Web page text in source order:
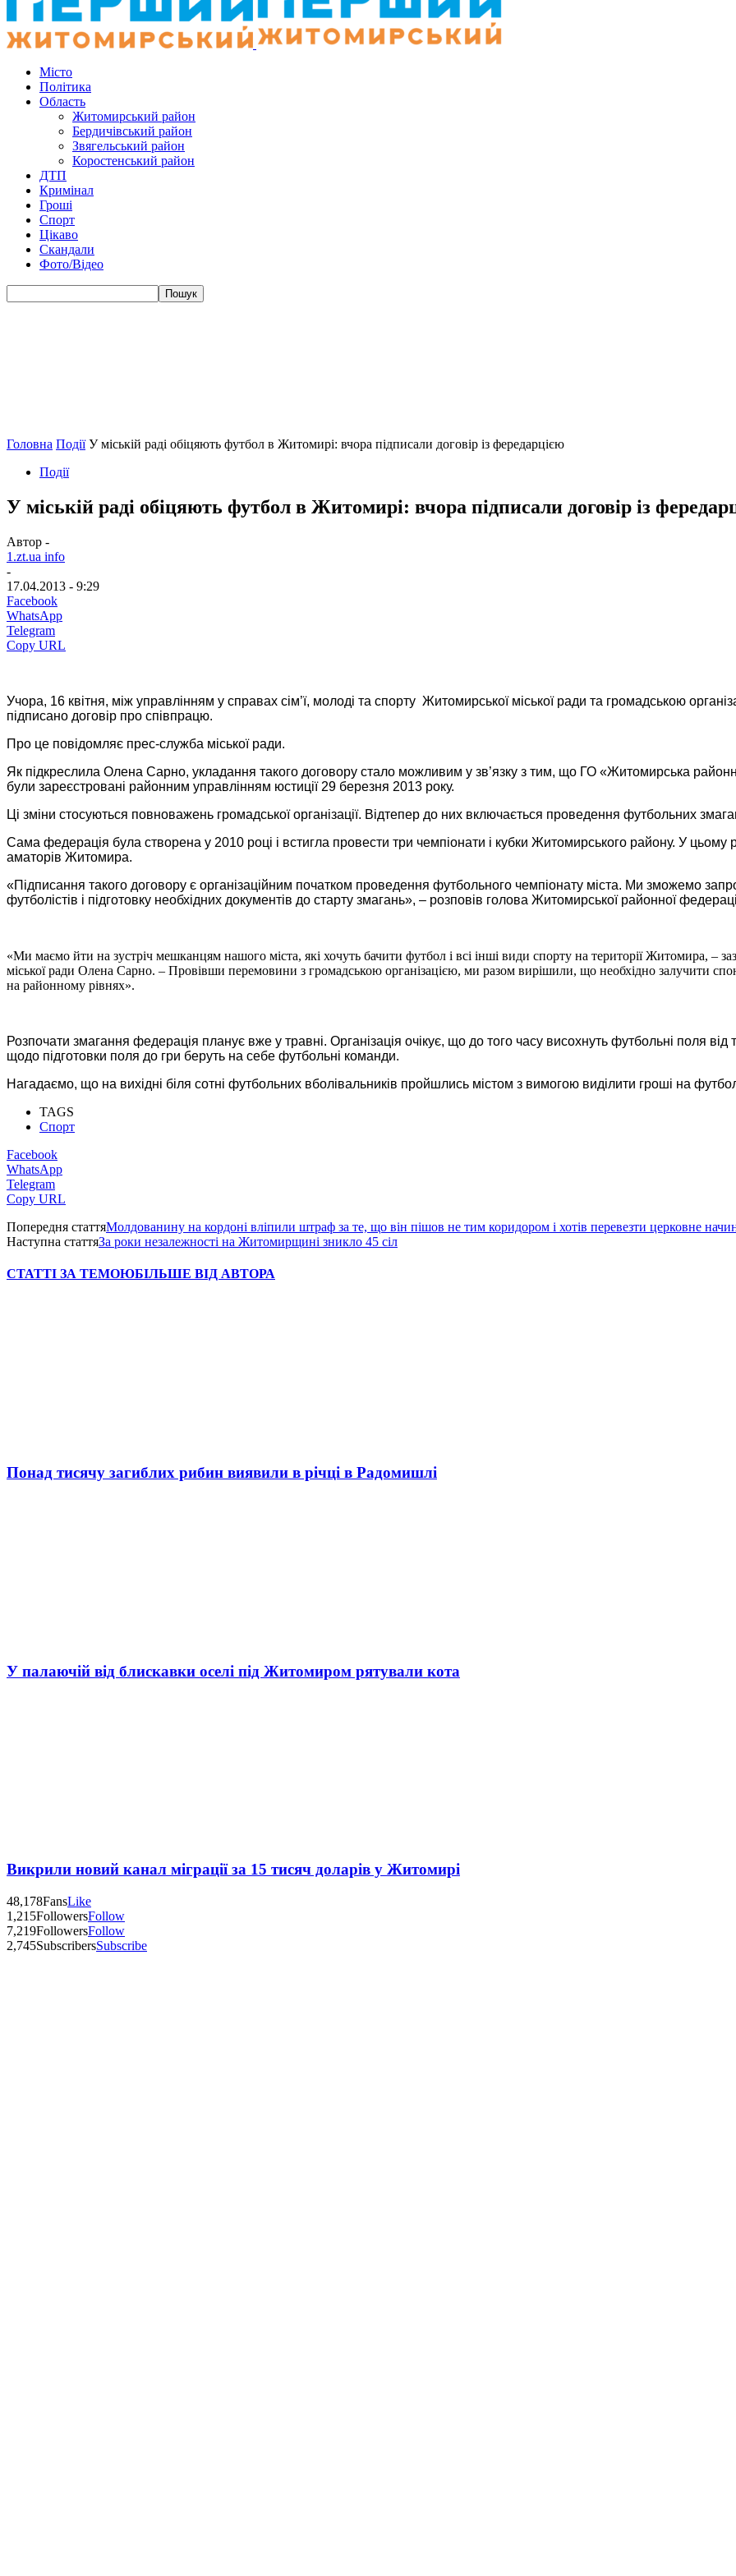
Місто
Політика
Область
Житомирський район
Бердичівський район
Звягельський район
Коростенський район
ДТП
Кримінал
Гроші
Спорт
Цікаво
Скандали
Фото/Відео
Головна Події У міській раді обіцяють футбол в Житомирі: вчора підписали договір із фередарцією
Події
У міській раді обіцяють футбол в Житомирі: вчора підписали договір із
Автор -
1.zt.ua info
-
17.04.2013 - 9:29
Facebook
WhatsApp
Telegram
Copy URL
Учора, 16 квітня, між управлінням у справах сім’ї, молоді та спорту Житомирської міської ради та громадською
підписано договір про співпрацю.
Про це повідомляє прес-служба міської ради.
Як підкреслила Олена Сарно, укладання такого договору стало можливим у зв’язку з тим, що ГО «Житомирська
були зареєстровані районним управлінням юстиції 29 березня 2013 року.
Ці зміни стосуються повноважень громадської організації. Відтепер до них включається проведення футбольних
Сама федерація була створена у 2010 році і встигла провести три чемпіонати і кубки Житомирського району. У цьому
аматорів Житомира.
«Підписання такого договору є організаційним початком проведення футбольного чемпіонату міста. Ми зможемо
футболістів і підготовку необхідних документів до старту змагань», – розповів голова Житомирської районної
«Ми маємо йти на зустріч мешканцям нашого міста, які хочуть бачити футбол і всі інші види спорту на території Житомира, –
міської ради Олена Сарно. – Провівши перемовини з громадською організацією, ми разом вирішили, що необхідно залучити
на районному рівнях».
Розпочати змагання федерація планує вже у травні. Організація очікує, що до того часу висохнуть футбольні поля від
щодо підготовки поля до гри беруть на себе футбольні команди.
Нагадаємо, що на вихідні біля сотні футбольних вболівальників пройшлись містом з вимогою виділити гроші на
TAGS
Спорт
Facebook
WhatsApp
Telegram
Copy URL
Попередня статтяМолдованину на кордоні вліпили штраф за те, що він пішов не тим коридором і хотів перевезти церковне
Наступна статтяЗа роки незалежності на Житомирщині зникло 45 сіл
СТАТТІ ЗА ТЕМОЮБІЛЬШЕ ВІД АВТОРА
Понад тисячу загиблих рибин виявили в річці в Радомишлі
У палаючій від блискавки оселі під Житомиром рятували кота
Викрили новий канал міграції за 15 тисяч доларів у Житомирі
48,178FansLike
1,215FollowersFollow
7,219FollowersFollow
2,745SubscribersSubscribe